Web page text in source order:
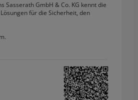
Sasserath GmbH & Co. KG kennt die
für die Sicherheit, den